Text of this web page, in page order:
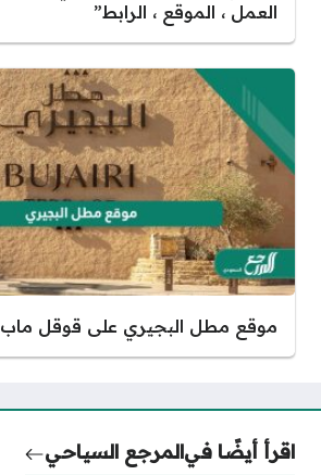
العمل ، الموقع ، الرابط”
موقع مطل البجيري على قوقل ماب
اقرأ أيضًا فيالمرجع السياحي